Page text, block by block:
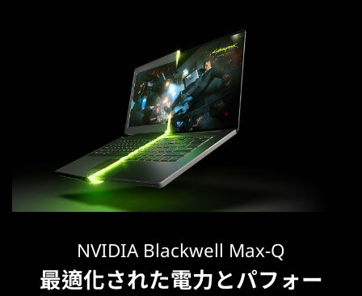
NVIDIA Blackwell Max-Q
最適化された電力とパフォー